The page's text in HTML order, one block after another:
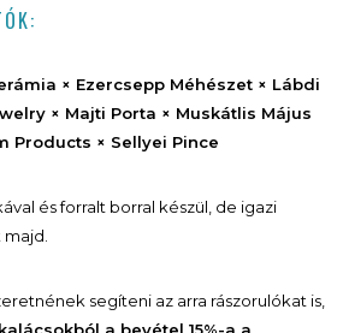
× Ezercsepp Méhészet × Lábdi
× Majti Porta × Muskátlis Május
Products × Sellyei Pince
és forralt borral készül, de igazi
segíteni az arra rászorulókat is,